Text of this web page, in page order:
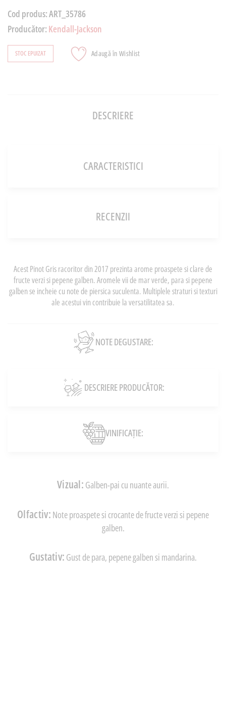
Cod produs:ART_35786
Producător: Kendall-Jackson
STOC EPUIZAT Adaugă în Wishlist
DESCRIERE
CARACTERISTICI
RECENZII
Acest Pinot Gris racoritor din 2017 prezinta arome proaspete si clare de
fructe verzi si pepene galben. Aromele vii de mar verde, para si pepene
galben se incheie cu note de piersica suculenta. Multiplele straturi si texturi
ale acestui vin contribuie la versatilitatea sa.
NOTE DEGUSTARE:
DESCRIERE PRODUCĂTOR:
VINIFICAȚIE:
Vizual: Galben-pai cu nuante aurii.
Olfactiv: Note proaspete si crocante de fructe verzi si pepene
galben.
Gustativ: Gust de para, pepene galben si mandarina.